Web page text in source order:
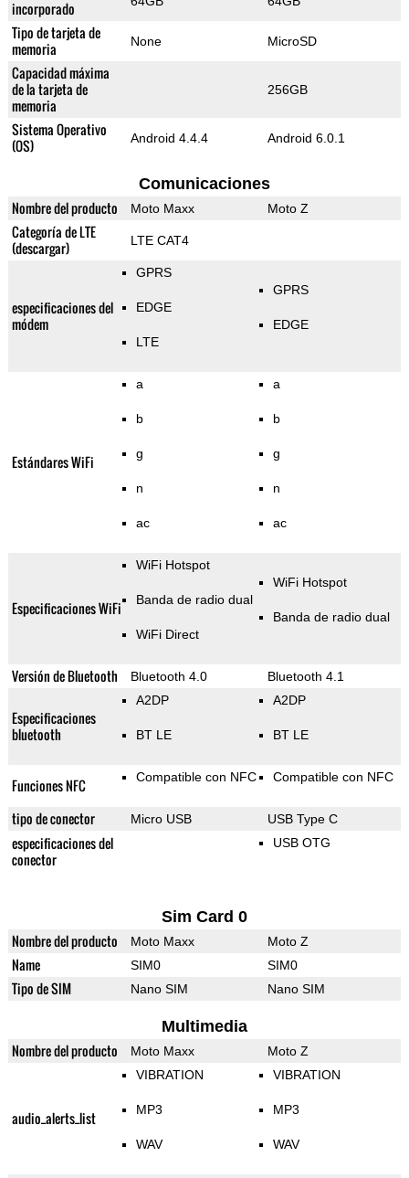
incorporado
Tipo de tarjeta de
memoria
None MicroSD
Capacidad máxima
de la tarjeta de
memoria
256GB
Sistema Operativo
(OS)
Android 4.4.4 Android 6.0.1
Comunicaciones
Nombre del producto Moto Maxx Moto Z
Categoría de LTE
(descargar)
LTE CAT4
especificaciones del
módem
GPRS
EDGE
LTE
GPRS
EDGE
Estándares WiFi
a
b
g
n
ac
a
b
g
n
ac
Especificaciones WiFi
WiFi Hotspot
Banda de radio dual
WiFi Direct
WiFi Hotspot
Banda de radio dual
Versión de Bluetooth Bluetooth 4.0 Bluetooth 4.1
Especificaciones
bluetooth
A2DP
BT LE
A2DP
BT LE
Funciones NFC Compatible con NFC Compatible con NFC
tipo de conector Micro USB USB Type C
especificaciones del
conector
USB OTG
Sim Card 0
Nombre del producto Moto Maxx Moto Z
Name SIM0 SIM0
Tipo de SIM Nano SIM Nano SIM
Multimedia
Nombre del producto Moto Maxx Moto Z
audio_alerts_list
VIBRATION
MP3
WAV
VIBRATION
MP3
WAV